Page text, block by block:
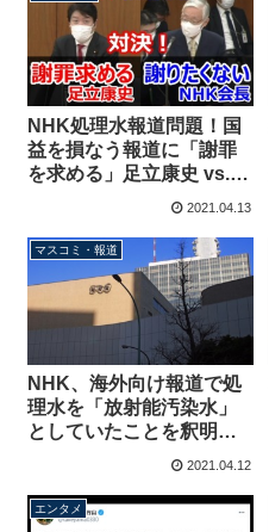
NHK処理水報道問題！国
益を損なう報道に「謝罪
を求める」足立康史 vs.
「絶対に謝りたくない」
2021.04.13
マスコミ・報道
NHK、海外向け報道で処
理水を「放射能汚染水」
としていたことを釈明
「誤解を与えかねないと
理水とする」
2021.04.12
エンタメ